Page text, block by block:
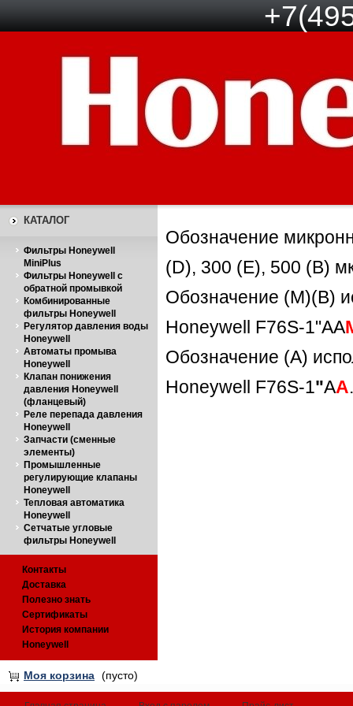
КАТАЛОГ
Фильтры Honeywell
MiniPlus
Фильтры Honeywell с
обратной промывкой
Комбинированные
фильтры Honeywell
Регулятор давления воды
Honeywell
Автоматы промыва
Honeywell
Клапан понижения
давления Honeywell
(фланцевый)
Реле перепада давления
Honeywell
Запчасти (сменные
элементы)
Промышленные
регулирующие клапаны
Honeywell
Тепловая автоматика
Honeywell
Сетчатые угловые
фильтры Honeywell
Контакты
Доставка
Полезно знать
Сертификаты
История компании
Honeywell
Моя корзина (пусто)
Обозначение
(D), 300 (E), 500 (В)
Обозначение (М)(B)
Honeywell F76S-1"AA
Обозначение (А)
Honeywell F76S-1"AA.